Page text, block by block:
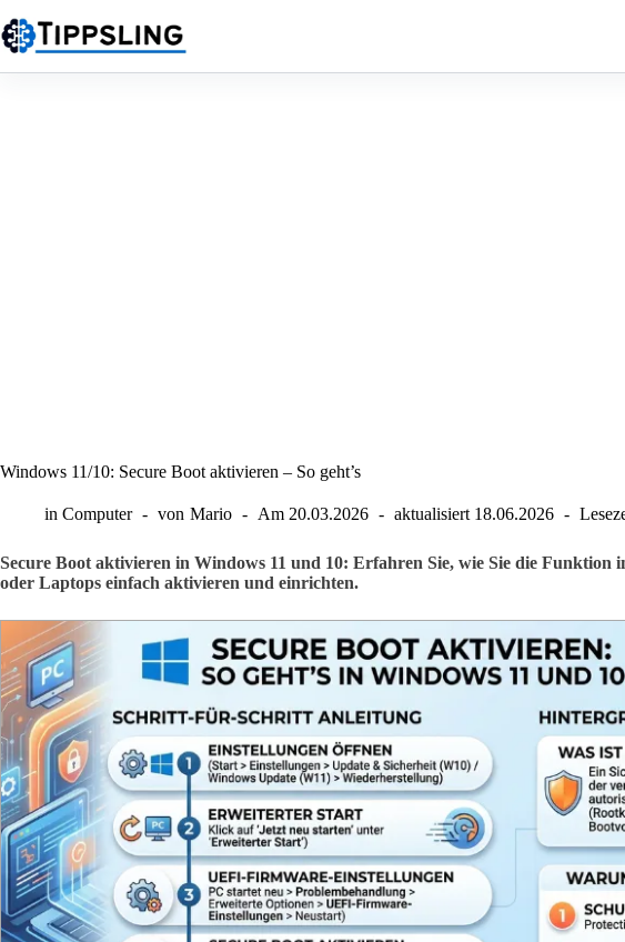
Inhalt
springen
Windows 11/10: Secure Boot aktivieren – So geht’s
in Computer von Mario Am 20.03.2026 aktualisiert 18.06.2026
Secure Boot aktivieren in Windows 11 und 10: Erfahren Sie, wie Sie die Funktion
oder Laptops einfach aktivieren und einrichten.